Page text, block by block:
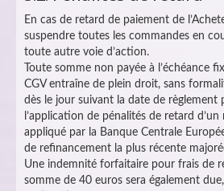
En cas de retard de paiement de
suspendre toutes les commandes en
toute autre voie d’action.
Toute somme non payée à l’échéance
CGV entraîne de plein droit, sans
dès le jour suivant la date de règlement
l’application de pénalités de retard
appliqué par la Banque Centrale
de refinancement la plus récente
Une indemnité forfaitaire pour frais de
somme de 40 euros sera également